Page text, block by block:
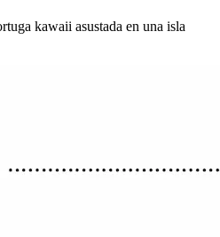
kawaii asustada en una isla